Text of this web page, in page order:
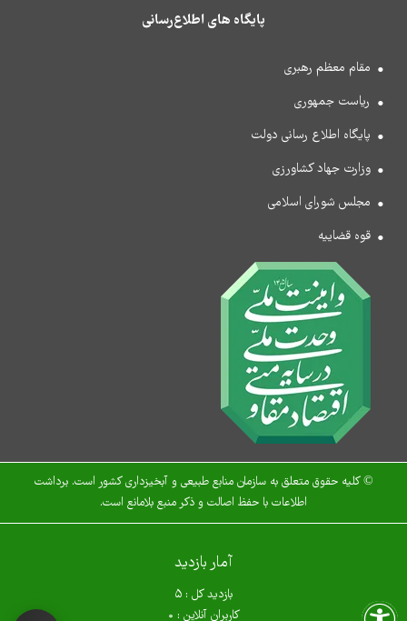
پایگاه های اطلاع‌رسانی
مقام معظم رهبری
ریاست جمهوری
پایگاه اطلاع رسانی دولت
وزارت جهاد کشاورزی
مجلس شورای اسلامی
قوه قضاییه
© کلیه حقوق متعلق به سازمان منابع طبیعی و آبخیزداری کشور است. برداشت
اطلاعات با حفظ اصالت و ذکر منبع بلامانع است.
آمار بازدید
بازدید کل :۵
کاربران آنلاین : ۰